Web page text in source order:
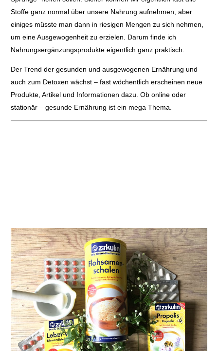
Stoffe ganz normal über unsere Nahrung aufnehmen, aber
einiges müsste man dann in riesigen Mengen zu sich nehmen,
um eine Ausgewogenheit zu erzielen. Darum finde ich
Nahrungsergänzungsprodukte eigentlich ganz praktisch.
Der Trend der gesunden und ausgewogenen Ernährung und
auch zum Detoxen wächst – fast wöchentlich erscheinen neue
Produkte, Artikel und Informationen dazu. Ob online oder
stationär – gesunde Ernährung ist ein mega Thema.